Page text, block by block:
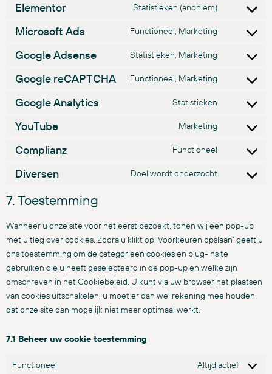
Elementor Statistieken (anoniem)
Microsoft Ads Functioneel, Marketing
Google Adsense Statistieken, Marketing
Google reCAPTCHA Functioneel, Marketing
Google Analytics Statistieken
YouTube Marketing
Complianz Functioneel
Diversen Doel wordt onderzocht
7. Toestemming
Wanneer u onze site voor het eerst bezoekt, tonen wij een pop-up
met uitleg over cookies. Zodra u klikt op ‘Voorkeuren opslaan’ geeft u
ons toestemming om de categorieën cookies en plug-ins te
gebruiken die u heeft geselecteerd in de pop-up en welke zijn
omschreven in het Cookiebeleid. U kunt via uw browser het plaatsen
van cookies uitschakelen, u moet er dan wel rekening mee houden
dat onze site dan mogelijk niet meer optimaal werkt.
7.1 Beheer uw cookie toestemming
Functioneel Altijd actief